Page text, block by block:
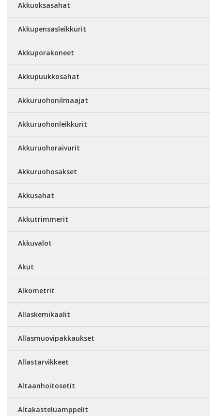
Akkuoksasahat
Akkupensasleikkurit
Akkuporakoneet
Akkupuukkosahat
Akkuruohonilmaajat
Akkuruohonleikkurit
Akkuruohoraivurit
Akkuruohosakset
Akkusahat
Akkutrimmerit
Akkuvalot
Akut
Alkometrit
Allaskemikaalit
Allasmuovipakkaukset
Allastarvikkeet
Altaanhoitosetit
Altakasteluamppelit